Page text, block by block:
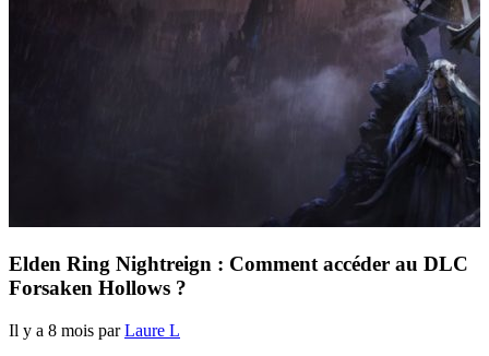
Elden Ring Nightreign : Comment accéder au DLC
Forsaken Hollows ?
Il y a 8 mois parLaure L